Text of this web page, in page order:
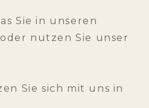
Sie in unseren
nutzen Sie unser
Sie sich mit uns in